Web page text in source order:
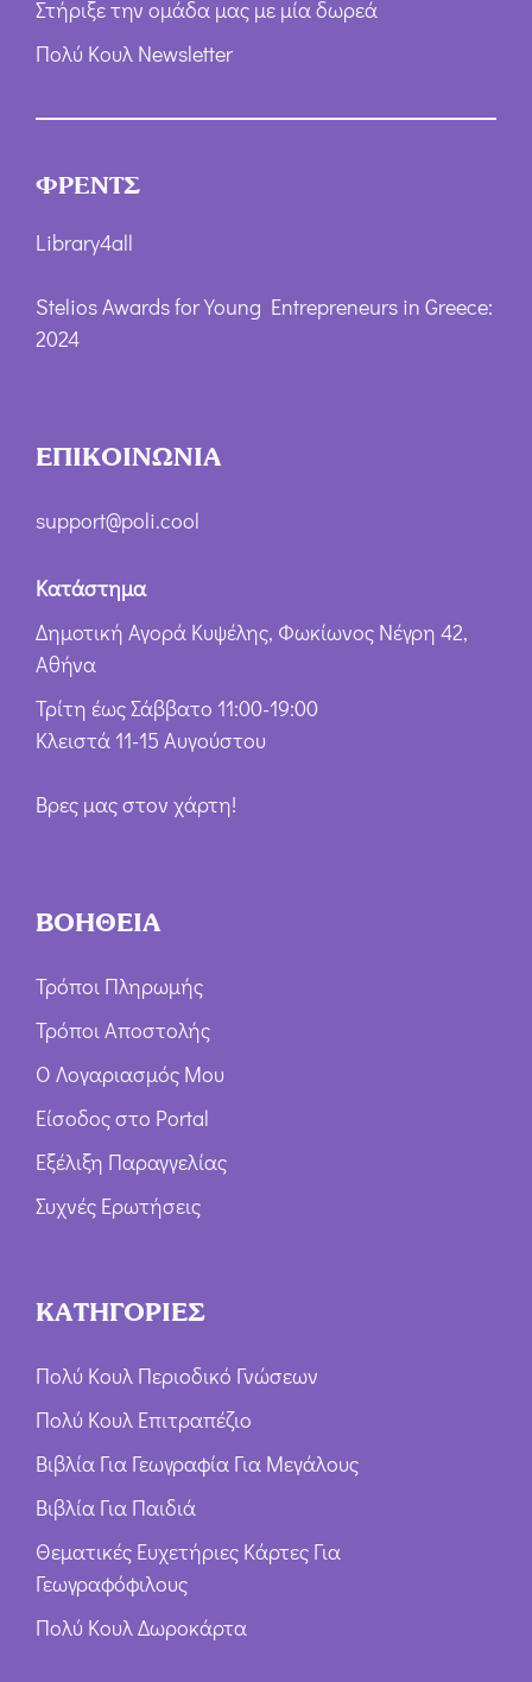
Στήριξε την ομάδα μας με μία δωρεά
Πολύ Κουλ Newsletter
ΦΡΕΝΤΣ
Library4all
Stelios Awards for Young Entrepreneurs in Greece:
2024
ΕΠΙΚΟΙΝΩΝΙΑ
support@poli.cool
Κατάστημα
Δημοτική Αγορά Κυψέλης, Φωκίωνος Νέγρη 42,
Αθήνα
Τρίτη έως Σάββατο 11:00-19:00
Κλειστά 11-15 Αυγούστου
Βρες μας στον χάρτη!
ΒΟΗΘΕΙΑ
Τρόποι Πληρωμής
Τρόποι Αποστολής
Ο Λογαριασμός Μου
Είσοδος στο Portal
Εξέλιξη Παραγγελίας
Συχνές Ερωτήσεις
ΚΑΤΗΓΟΡΙΕΣ
Πολύ Κουλ Περιοδικό Γνώσεων
Πολύ Κουλ Επιτραπέζιο
Βιβλία Για Γεωγραφία Για Μεγάλους
Βιβλία Για Παιδιά
Θεματικές Ευχετήριες Κάρτες Για
Γεωγραφόφιλους
Πολύ Κουλ Δωροκάρτα